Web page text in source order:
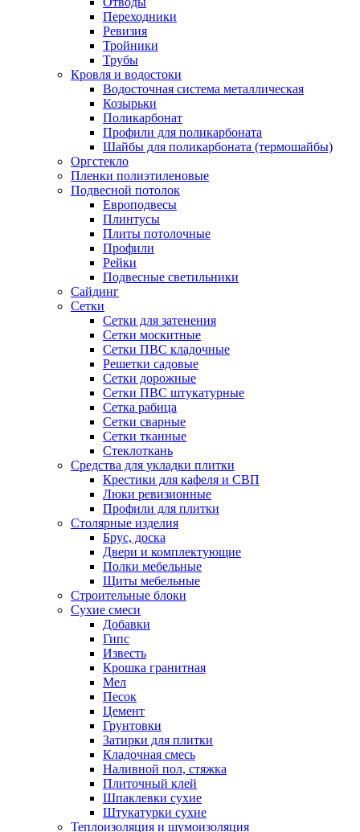
Переходники
Ревизия
Тройники
Трубы
Кровля и водостоки
Водосточная система металлическая
Козырьки
Поликарбонат
Профили для поликарбоната
Шайбы для поликарбоната (термошайбы)
Оргстекло
Пленки полиэтиленовые
Подвесной потолок
Европодвесы
Плинтусы
Плиты потолочные
Профили
Рейки
Подвесные светильники
Сайдинг
Сетки
Сетки для затенения
Сетки москитные
Сетки ПВС кладочные
Решетки садовые
Сетки дорожные
Сетки ПВС штукатурные
Сетка рабица
Сетки сварные
Сетки тканные
Стеклоткань
Средства для укладки плитки
Крестики для кафеля и СВП
Люки ревизионные
Профили для плитки
Столярные изделия
Брус, доска
Двери и комплектующие
Полки мебельные
Щиты мебельные
Строительные блоки
Сухие смеси
Добавки
Гипс
Известь
Крошка гранитная
Мел
Песок
Цемент
Грунтовки
Затирки для плитки
Кладочная смесь
Наливной пол, стяжка
Плиточный клей
Шпаклевки сухие
Штукатурки сухие
Теплоизоляция и шумоизоляция